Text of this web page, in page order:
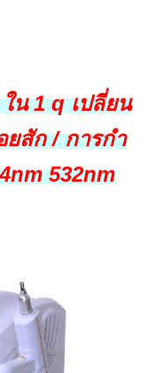
จัดรูขุมขน, ยก
กระชับผิว,
นับสนุนทางเทคนิค
ละการฝึกอบร
น 1 q เปลี่ยน
สัก / การกํา
532nm